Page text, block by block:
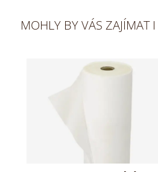
MOHLY BY VÁS ZAJÍMAT